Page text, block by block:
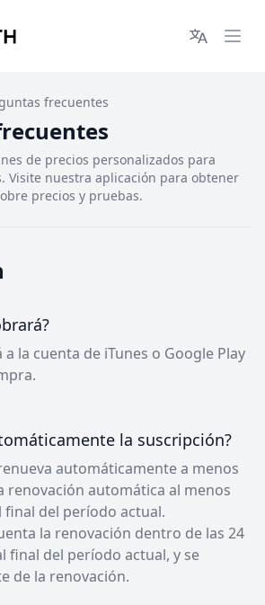
Languages
frecuentes
de precios personalizados para
Visite nuestra aplicación para obtener
precios y pruebas.
a la cuenta de iTunes o Google Play
la suscripción?
automáticamente a menos
renovación automática al menos
final del período actual.
la renovación dentro de las 24
final del período actual, y se
de la renovación.